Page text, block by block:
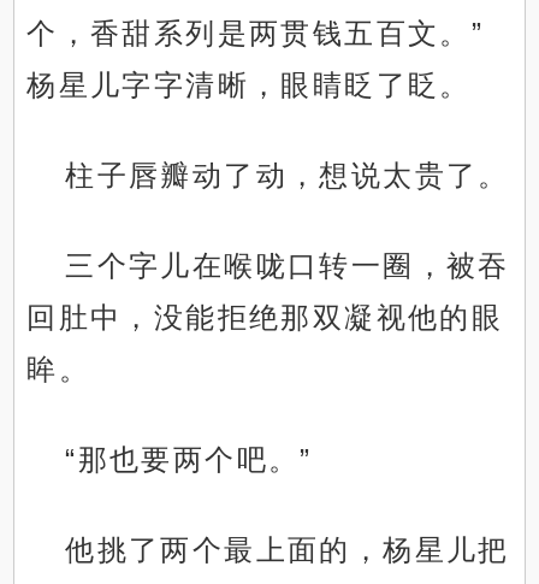
个，香甜系列是两贯钱五百文。”
杨星儿字字清晰，眼睛眨了眨。
柱子唇瓣动了动，想说太贵了。
三个字儿在喉咙口转一圈，被吞
回肚中，没能拒绝那双凝视他的眼
眸。
“那也要两个吧。”
他挑了两个最上面的，杨星儿把